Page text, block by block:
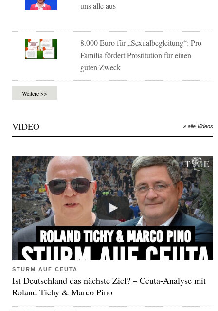
uns alle aus
8.000 Euro für „Sexualbegleitung“: Pro
Familia fördert Prostitution für einen
guten Zweck
Weitere >>
VIDEO » alle Videos
STURM AUF CEUTA
Ist Deutschland das nächste Ziel? – Ceuta-Analyse mit
Roland Tichy & Marco Pino